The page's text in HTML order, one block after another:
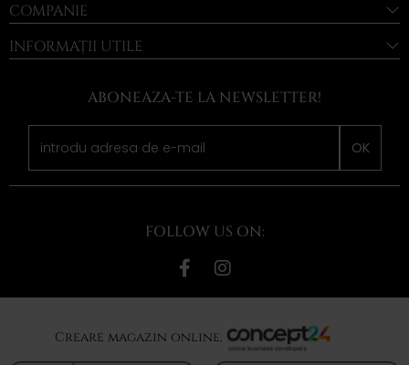
COMPANIE
INFORMAȚII UTILE
ABONEAZA-TE LA NEWSLETTER!
OK
FOLLOW US ON:
Creare magazin online,